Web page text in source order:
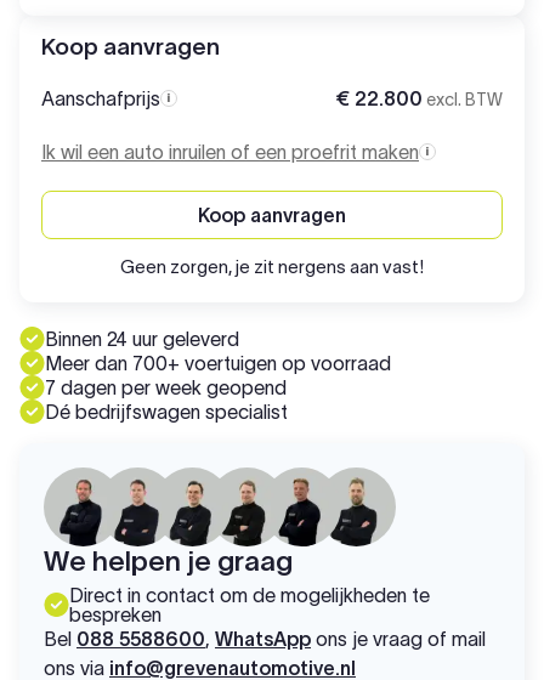
Koop aanvragen
Aanschafprijs Aanschafprijs € 22.800 excl. BTW
Ik wil een auto inruilen of een proefrit maken
Koop aanvragen
Geen zorgen, je zit nergens aan vast!
Binnen 24 uur geleverd
Meer dan 700+ voertuigen op voorraad
7 dagen per week geopend
Dé bedrijfswagen specialist
We helpen je graag
Direct in contact om de mogelijkheden te
bespreken
Bel 088 5588600, WhatsApp ons je vraag of mail
ons via info@grevenautomotive.nl